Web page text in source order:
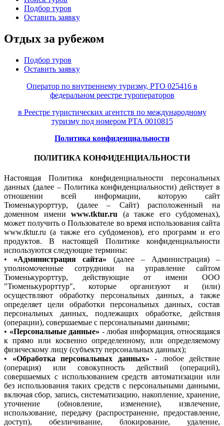
Подбор туров
Оставить заявку
Отдых за рубежом
Подбор туров
Оставить заявку
Оператор по внутреннему туризму, РТО 025416 в
федеральном реестре туроператоров
в Реестре туристических агентств по международному
туризму под номером РТА 0010815
Политика конфиденциальности
ПОЛИТИКА КОНФИДЕНЦИАЛЬНОСТИ
Настоящая Политика конфиденциальности персональных
данных (далее – Политика конфиденциальности) действует в
отношении всей информации, которую сайт
Тюменькурорттур, (далее – Сайт) расположенный на
доменном имени www.tktur.ru (а также его субдоменах),
может получить о Пользователе во время использования сайта
www.tktur.ru (а также его субдоменов), его программ и его
продуктов. В настоящей Политике конфиденциальности
используются следующие термины:
• «Администрация сайта» (далее – Администрация) –
уполномоченные сотрудники на управление сайтом
Тюменькурорттур, действующие от имени ООО
"Тюменькурорттур", которые организуют и (или)
осуществляют обработку персональных данных, а также
определяет цели обработки персональных данных, состав
персональных данных, подлежащих обработке, действия
(операции), совершаемые с персональными данными;
• «Персональные данные» - любая информация, относящаяся
к прямо или косвенно определенному, или определяемому
физическому лицу (субъекту персональных данных);
• «Обработка персональных данных» - любое действие
(операция) или совокупность действий (операций),
совершаемых с использованием средств автоматизации или
без использования таких средств с персональными данными,
включая сбор, запись, систематизацию, накопление, хранение,
уточнение (обновление, изменение), извлечение,
использование, передачу (распространение, предоставление,
доступ), обезличивание, блокирование, удаление,